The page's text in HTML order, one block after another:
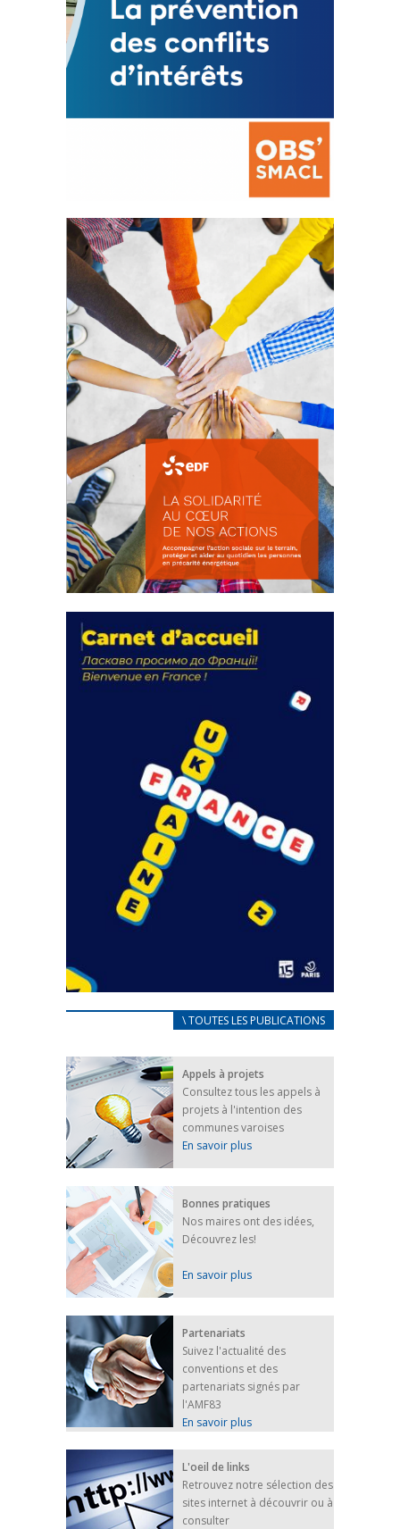
La prévention des conflits
d’intérêts
18 septembre 2023
FEUILLETER
actions
18 septembre 2023
FEUILLETER
CARNET D’ACCUEIL
25 avril 2022
Afin d’accompagner au mieux les réfugiés
ukrainiens arrivés en France,...
FEUILLETER
\ TOUTES LES PUBLICATIONS
Appels à projets
Consultez tous les appels à
projets à l'intention des
communes varoises
En savoir plus
Bonnes pratiques
Nos maires ont des idées,
Découvrez les!
En savoir plus
Partenariats
Suivez l'actualité des
conventions et des
partenariats signés par
l'AMF83
En savoir plus
L'oeil de links
Retrouvez notre sélection des
sites internet à découvrir ou à
consulter